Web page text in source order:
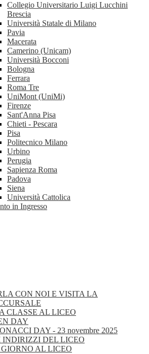
Collegio Universitario Luigi Lucchini
Brescia
Università Statale di Milano
Pavia
Macerata
Camerino (Unicam)
Università Bocconi
Bologna
Ferrara
Roma Tre
UniMont (UniMi)
Firenze
Sant'Anna Pisa
Chieti - Pescara
Pisa
Politecnico Milano
Urbino
Perugia
Sapienza Roma
Padova
Siena
Università Cattolica
in Ingresso
CON NOI E VISITA LA
CLASSE AL LICEO
DAY
DAY - 23 novembre 2025
INDIRIZZI DEL LICEO
AL LICEO